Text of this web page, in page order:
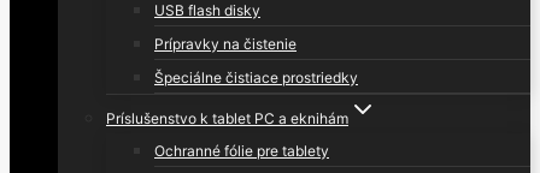
USB flash disky
Prípravky na čistenie
Špeciálne čistiace prostriedky
Príslušenstvo k tablet PC a eknihám
Ochranné fólie pre tablety